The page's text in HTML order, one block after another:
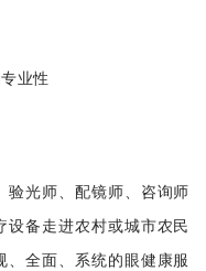
业性
验光师、配镜师、咨询师
设备走进农村或城市农民
、全面、系统的眼健康服